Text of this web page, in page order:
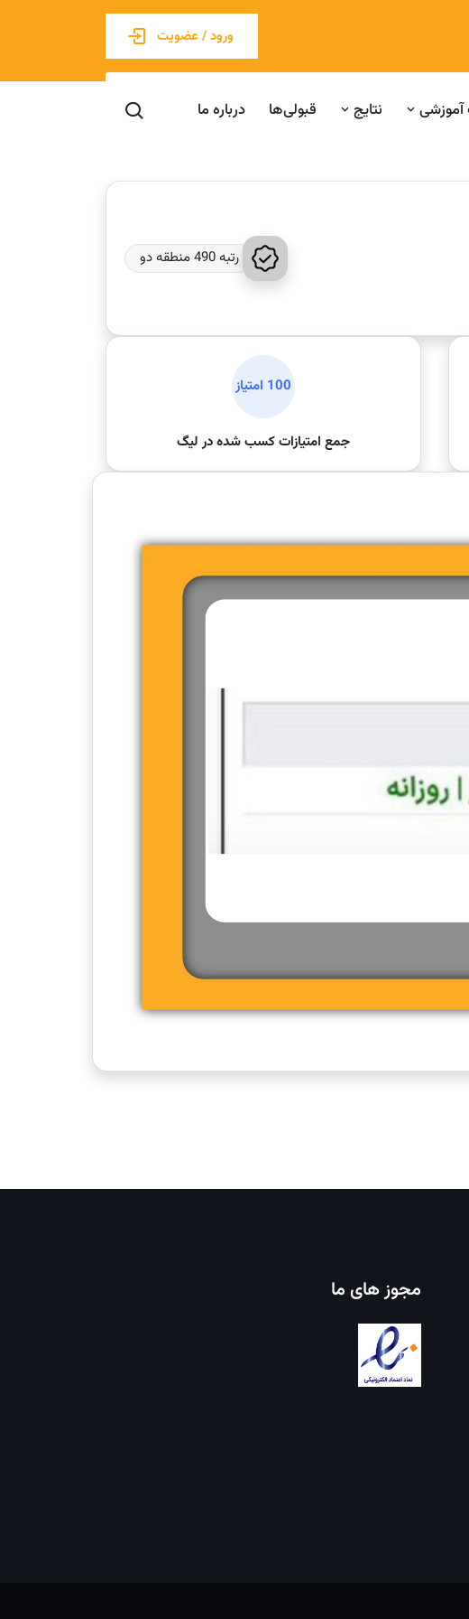
ورود / عضویت
نتایج قبولی‌ها درباره ما
رتبه 490 منطقه دو
100 امتیاز
جمع امتیازات کسب شده در لیگ
مجوز های ما